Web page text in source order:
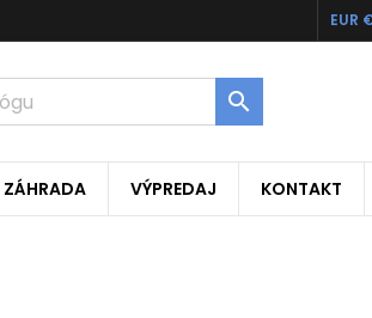
EUR

ZÁHRADA VÝPREDAJ KONTAKT